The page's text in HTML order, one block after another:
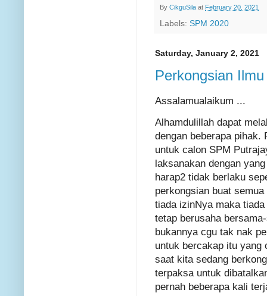
By CikguSila at February 20, 2021
Labels: SPM 2020
Saturday, January 2, 2021
Perkongsian
Assalamualaikum ...
Alhamdulillah dapat
dengan beberapa pihak.
untuk calon SPM
laksanakan dengan
harap2 tidak berlaku
perkongsian buat
tiada izinNya maka
tetap berusaha
bukannya cgu tak nak
untuk bercakap itu yang
saat kita sedang
terpaksa untuk
pernah beberapa kali